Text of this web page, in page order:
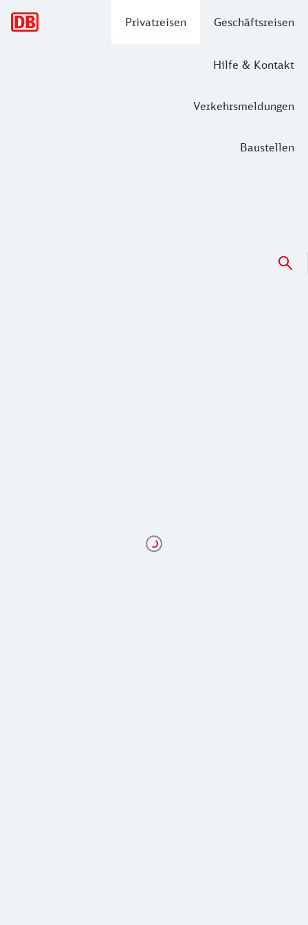
Privatreisen Geschäftsreisen
Hilfe & Kontakt
Verkehrsmeldungen
Baustellen